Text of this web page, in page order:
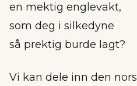
en mektig englevakt,
som deg i silkedyne
så prektig burde lagt?
Vi kan dele inn den